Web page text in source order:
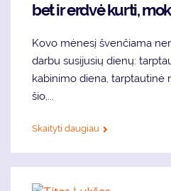
bet ir erd­vė kur­ti,
Ko­vo mė­ne­sį šven­čia­ma
dar­bu su­si­ju­sių die­nų:
ka­bi­ni­mo die­na,
šio,...
Skaityti daugiau